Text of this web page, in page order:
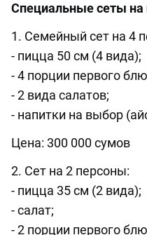
Специальные сеты на
1. Семейный сет на 4
- пицца 50 см (4 вида);
- 4 порции первого
- 2 вида салатов;
- напитки на выбор
Цена: 300 000 сумов
2. Сет на 2 персоны:
- пицца 35 см (2 вида);
- салат;
- 2 порции первого